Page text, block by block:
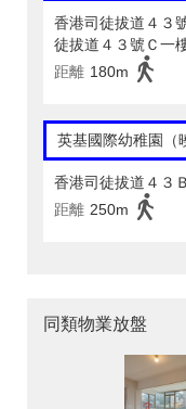
香港司徒拔道４３
徒拔道４３號Ｃ一
距離 180m
英基國際幼稚園（
香港司徒拔道４３
距離 250m
同類物業放盤